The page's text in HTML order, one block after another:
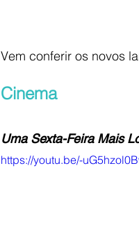
Vem conferir os novos
Cinema
Uma Sexta-Feira Mais
https://youtu.be/-